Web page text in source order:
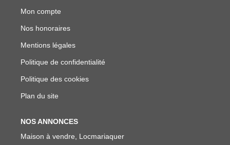
Mon compte
Nos honoraires
Mentions légales
Politique de confidentialité
Politique des cookies
Plan du site
NOS ANNONCES
Maison à vendre, Locmariaquer